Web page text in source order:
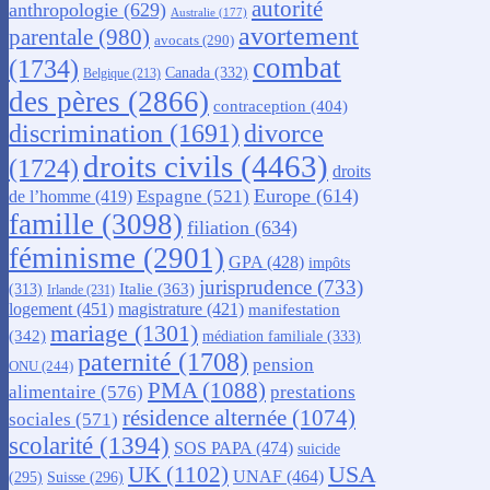
anthropologie (629) Australie (177) autorité
parentale (980) avocats (290) avortement
(1734) Belgique (213) Canada (332) combat
des pères (2866) contraception (404)
discrimination (1691) divorce
(1724) droits civils (4463) droits
de l’homme (419) Espagne (521) Europe (614)
famille (3098) filiation (634)
féminisme (2901) GPA (428) impôts
(313) Irlande (231) Italie (363) jurisprudence (733)
logement (451) magistrature (421) manifestation
(342) mariage (1301) médiation familiale (333)
ONU (244) paternité (1708) pension
alimentaire (576) PMA (1088) prestations
sociales (571) résidence alternée (1074)
scolarité (1394) SOS PAPA (474) suicide
(295) Suisse (296) UK (1102) UNAF (464) USA